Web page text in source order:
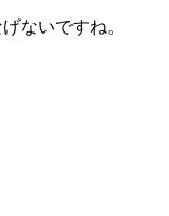
ないですね。